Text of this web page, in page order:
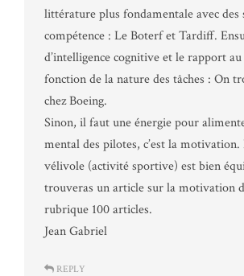
littérature plus fondamentale avec des
compétence : Le Boterf et Tardiff.
d’intelligence cognitive et le rapport
fonction de la nature des tâches : On
chez Boeing.
Sinon, il faut une énergie pour
mental des pilotes, c’est la
vélivole (activité sportive) est bien
trouveras un article sur la motivation
rubrique 100 articles.
Jean Gabriel
REPLY